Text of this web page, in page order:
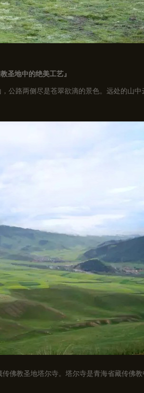
圣地中的绝美工艺』
公路两侧尽是苍翠欲滴的景色。远处的山
佛教圣地塔尔寺。塔尔寺是青海省藏传佛